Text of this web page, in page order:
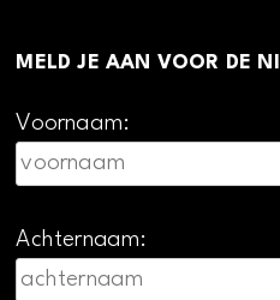
MELD JE AAN VOOR DE
Voornaam:
Achternaam: